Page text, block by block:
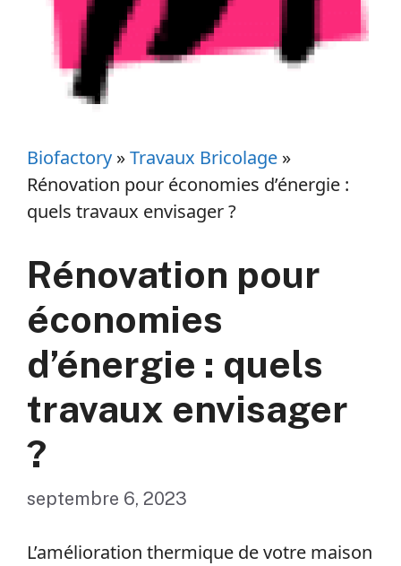
Biofactory »Travaux Bricolage »
Rénovation pour économies d’énergie :
quels travaux envisager ?
Rénovation pour
économies
d’énergie : quels
travaux envisager
?
septembre 6, 2023
L’amélioration thermique de votre maison